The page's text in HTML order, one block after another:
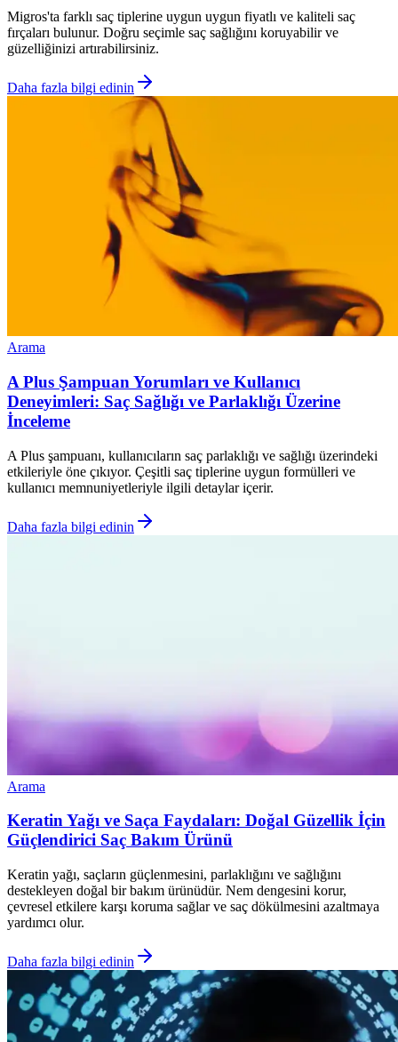
Migros'ta farklı saç tiplerine uygun uygun fiyatlı ve kaliteli saç
fırçaları bulunur. Doğru seçimle saç sağlığını koruyabilir ve
güzelliğinizi artırabilirsiniz.
Daha fazla bilgi edinin
Arama
A Plus Şampuan Yorumları ve Kullanıcı
Deneyimleri: Saç Sağlığı ve Parlaklığı Üzerine
İnceleme
A Plus şampuanı, kullanıcıların saç parlaklığı ve sağlığı üzerindeki
etkileriyle öne çıkıyor. Çeşitli saç tiplerine uygun formülleri ve
kullanıcı memnuniyetleriyle ilgili detaylar içerir.
Daha fazla bilgi edinin
Arama
Keratin Yağı ve Saça Faydaları: Doğal Güzellik İçin
Güçlendirici Saç Bakım Ürünü
Keratin yağı, saçların güçlenmesini, parlaklığını ve sağlığını
destekleyen doğal bir bakım ürünüdür. Nem dengesini korur,
çevresel etkilere karşı koruma sağlar ve saç dökülmesini azaltmaya
yardımcı olur.
Daha fazla bilgi edinin